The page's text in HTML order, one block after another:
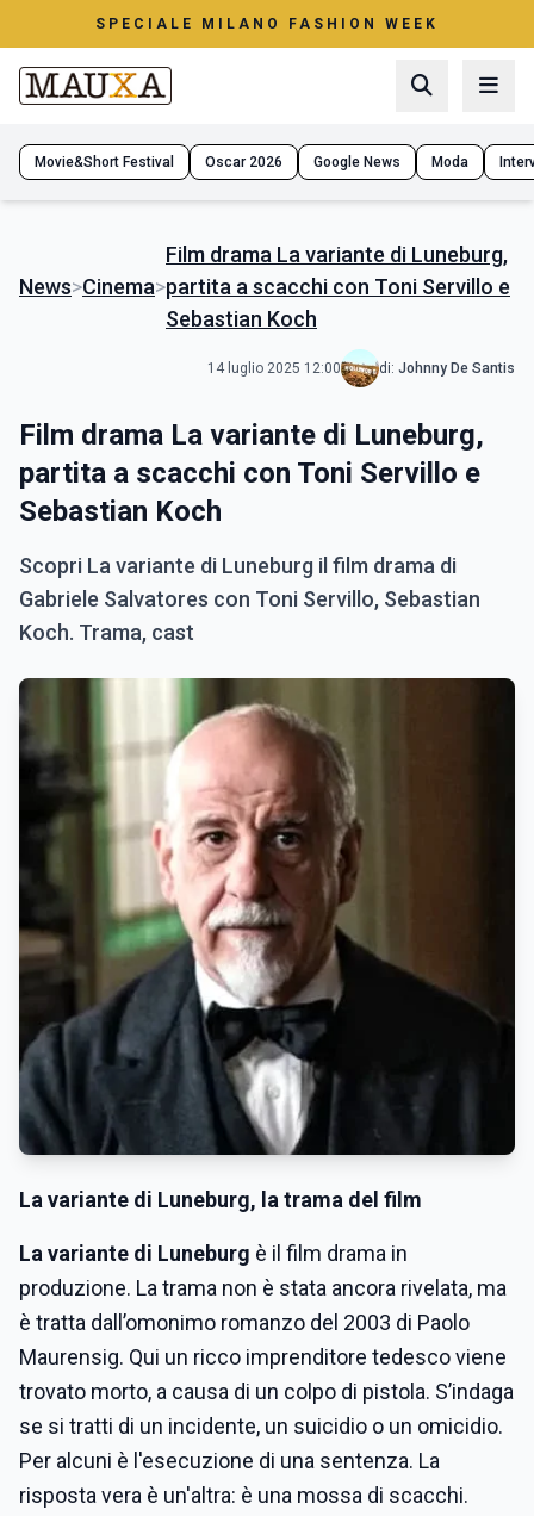
SPECIALE MILANO FASHION WEEK
Movie&Short Festival Oscar 2026 Google News Moda
News>Cinema>
Film drama La variante di Luneburg,
partita a scacchi con Toni Servillo e
Sebastian Koch
14 luglio 2025 12:00 di: Johnny De Santis
Film drama La variante di Luneburg,
partita a scacchi con Toni Servillo e
Sebastian Koch
Scopri La variante di Luneburg il film drama di
Gabriele Salvatores con Toni Servillo, Sebastian
Koch. Trama, cast
La variante di Luneburg, la trama del film
La variante di Luneburg è il film drama in
produzione. La trama non è stata ancora rivelata, ma
è tratta dall’omonimo romanzo del 2003 di Paolo
Maurensig. Qui un ricco imprenditore tedesco viene
trovato morto, a causa di un colpo di pistola. S’indaga
se si tratti di un incidente, un suicidio o un omicidio.
Per alcuni è l'esecuzione di una sentenza. La
risposta vera è un'altra: è una mossa di scacchi.